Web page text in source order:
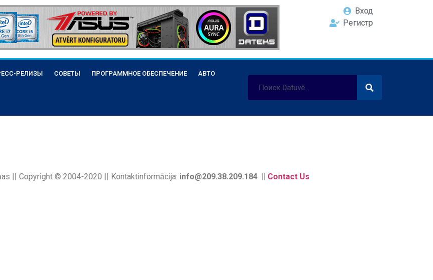
Вход
Регистр
РЕЛИЗЫ СОВЕТЫ ПРОГРАММНОЕ ОБЕСПЕЧЕНИЕ АВТО
|| Copyright © 2004-2020 || Kontaktinformācija: info@209.38.209.184 || Contact Us